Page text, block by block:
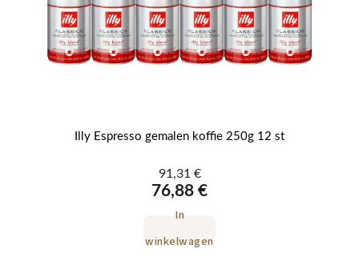
Illy Espresso gemalen koffie 250g 12 st
91,31 €
76,88 €
In
winkelwagen